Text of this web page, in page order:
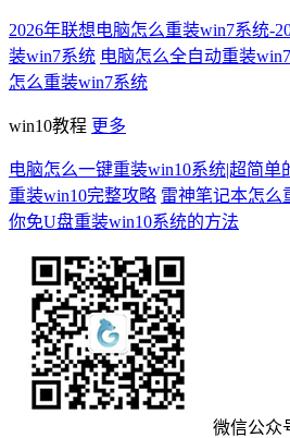
2026年联想电脑怎么重装win7系统-
装win7系统 电脑怎么全自动重装
怎么重装win7系统
win10教程 更多
电脑怎么一键重装win10系统|超简
重装win10完整攻略 雷神笔记本怎么
你免U盘重装win10系统的方法
微信公众